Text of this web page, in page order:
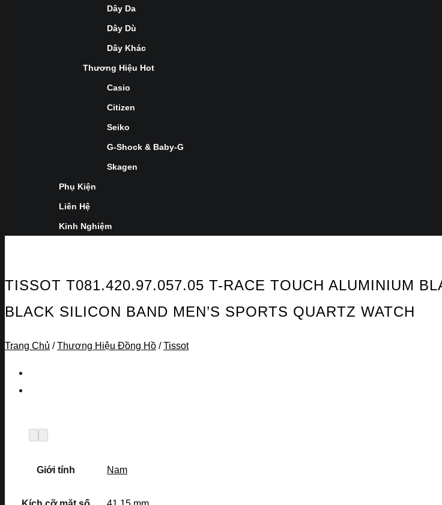
Dây Da
Dây Dù
Dây Khác
Thương Hiệu Hot
Casio
Citizen
Seiko
G-Shock & Baby-G
Skagen
Phụ Kiện
Liên Hệ
Kinh Nghiệm
TISSOT T081.420.97.057.05 T-RACE TOUCH ALUMINIUM
BLACK SILICON BAND MEN’S SPORTS QUARTZ WATCH
Trang Chủ / Thương Hiệu Đồng Hồ / Tissot
Giới tính Nam